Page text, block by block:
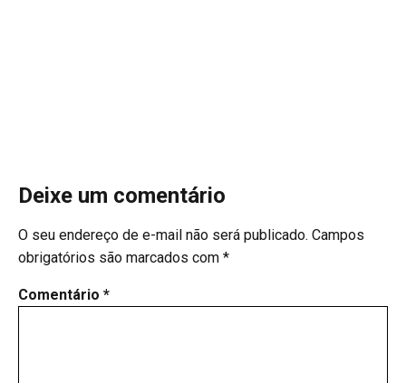
Deixe um comentário
O seu endereço de e-mail não será publicado. Campos
obrigatórios são marcados com *
Comentário *